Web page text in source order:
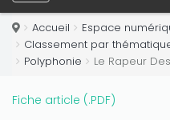
Accueil Espace
Classement par
Polyphonie
Le Rapeur
Fiche article (.PDF)